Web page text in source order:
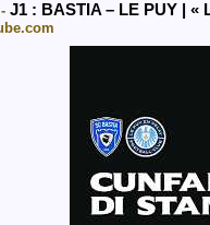
J1 : BASTIA – LE PUY | «